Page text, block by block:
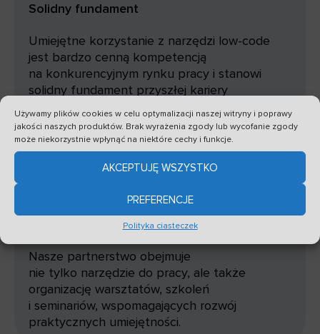
Używamy plików cookies w celu optymalizacji naszej witryny i poprawy
jakości naszych produktów. Brak wyrażenia zgody lub wycofanie zgody
może niekorzystnie wpłynąć na niektóre cechy i funkcje.
AKCEPTUJĘ WSZYSTKO
PREFERENCJE
Polityka ciasteczek
Solidny fundament
Umiejętne korzystanie z narzędzi low-code
jest bardzo cenną kompetencją
na konkurencyjnym rynku pracy i stanowi
solidny fundament przyszłej kariery
zawodowej.
Wsparcie w nauce
Nasze partnerstwo obejmuje
nie tylko narzędzie do pracy, ale także
organizację warsztatów, szkoleń
i seminariów, wspomagających rozwój
praktycznych umiejętności.